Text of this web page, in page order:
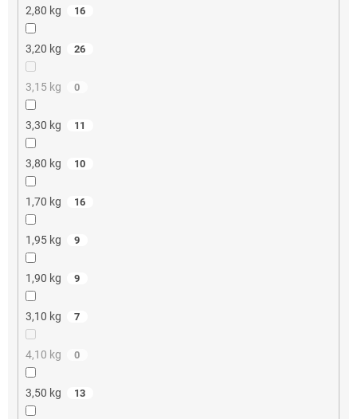
2,80 kg 16
3,20 kg 26
3,15 kg 0
3,30 kg 11
3,80 kg 10
1,70 kg 16
1,95 kg 9
1,90 kg 9
3,10 kg 7
4,10 kg 0
3,50 kg 13